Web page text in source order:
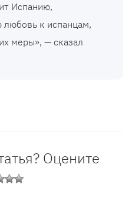
Испанию,
к испанцам,
меры», — сказал
Оцените